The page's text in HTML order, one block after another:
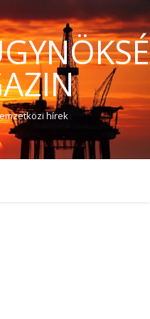
hírek